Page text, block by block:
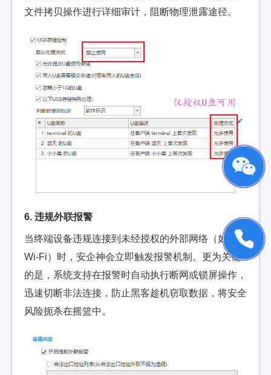
文件拷贝操作进行详细审计，阻断物理泄露途径。
6. 违规外联报警
当终端设备违规连接到未经授权的外部网络（如私人
Wi-Fi）时，安企神会立即触发报警机制。更为关键
的是，系统支持在报警时自动执行断网或锁屏操作，
迅速切断非法连接，防止黑客趁机窃取数据，将安全
风险扼杀在摇篮中。